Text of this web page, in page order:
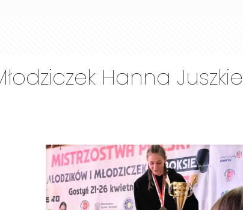
Hanna